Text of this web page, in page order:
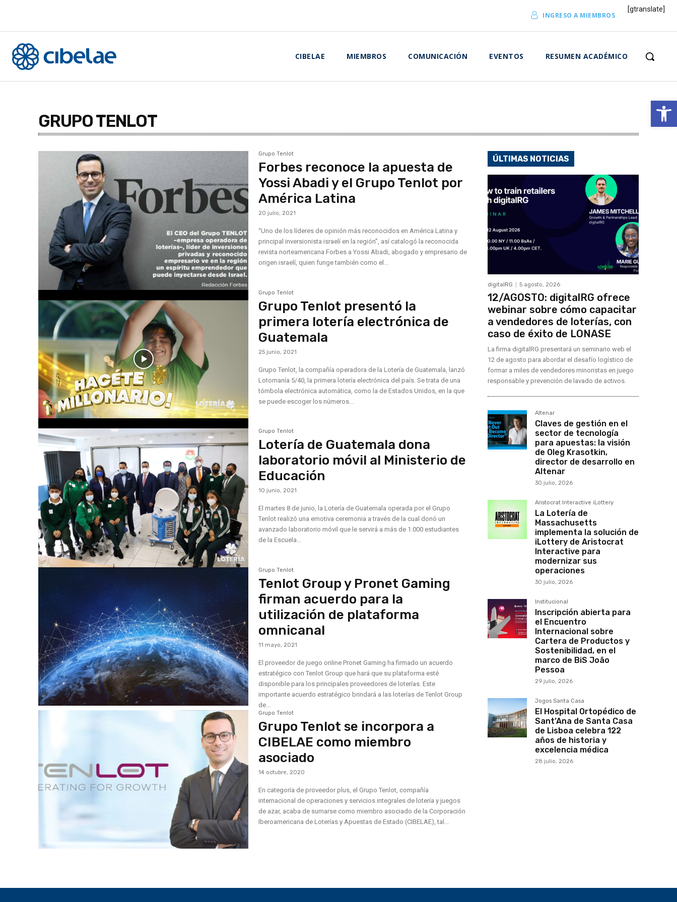
Abrir
INGRESO A MIEMBROS
[gtranslate]
CIBELAE MIEMBROS COMUNICACIÓN EVENTOS RESUMEN ACADÉMICO
GRUPO TENLOT
Grupo Tenlot
Forbes reconoce la apuesta de
Yossi Abadi y el Grupo Tenlot por
América Latina
20 julio, 2021
“Uno de los líderes de opinión más reconocidos en América Latina y
principal inversionista israelí en la región”, así catalogó la reconocida
revista norteamericana Forbes a Yossi Abadi, abogado y empresario de
origen israelí, quien funge también como el...
Grupo Tenlot
Grupo Tenlot presentó la
primera lotería electrónica de
Guatemala
25 junio, 2021
Grupo Tenlot, la compañía operadora de la Lotería de Guatemala, lanzó
Lotomanía 5/40, la primera lotería electrónica del país. Se trata de una
tómbola electrónica automática, como la de Estados Unidos, en la que
se puede escoger los números...
Grupo Tenlot
Lotería de Guatemala dona
laboratorio móvil al Ministerio de
Educación
10 junio, 2021
El martes 8 de junio, la Lotería de Guatemala operada por el Grupo
Tenlot realizó una emotiva ceremonia a través de la cual donó un
avanzado laboratorio móvil que le servirá a más de 1.000 estudiantes
de la Escuela...
Grupo Tenlot
Tenlot Group y Pronet Gaming
firman acuerdo para la
utilización de plataforma
omnicanal
11 mayo, 2021
El proveedor de juego online Pronet Gaming ha firmado un acuerdo
estratégico con Tenlot Group que hará que su plataforma esté
disponible para los principales proveedores de loterías. Este
importante acuerdo estratégico brindará a las loterías de Tenlot Group
de...
Grupo Tenlot
Grupo Tenlot se incorpora a
CIBELAE como miembro
asociado
14 octubre, 2020
En categoría de proveedor plus, el Grupo Tenlot, compañía
internacional de operaciones y servicios integrales de lotería y juegos
de azar, acaba de sumarse como miembro asociado de la Corporación
Iberoamericana de Loterías y Apuestas de Estado (CIBELAE), tal...
ÚLTIMAS NOTICIAS
digitalRG 5 agosto, 2026
12/AGOSTO: digitalRG ofrece
webinar sobre cómo capacitar
a vendedores de loterías, con
caso de éxito de LONASE
La firma digitalRG presentará un seminario web el
12 de agosto para abordar el desafío logístico de
formar a miles de vendedores minoristas en juego
responsable y prevención de lavado de activos.
Altenar
Claves de gestión en el
sector de tecnología
para apuestas: la visión
de Oleg Krasotkin,
director de desarrollo en
Altenar
30 julio, 2026
Aristocrat Interactive iLottery
La Lotería de
Massachusetts
implementa la solución de
iLottery de Aristocrat
Interactive para
modernizar sus
operaciones
30 julio, 2026
Institucional
Inscripción abierta para
el Encuentro
Internacional sobre
Cartera de Productos y
Sostenibilidad, en el
marco de BiS João
Pessoa
29 julio, 2026
Jogos Santa Casa
El Hospital Ortopédico de
Sant’Ana de Santa Casa
de Lisboa celebra 122
años de historia y
excelencia médica
28 julio, 2026